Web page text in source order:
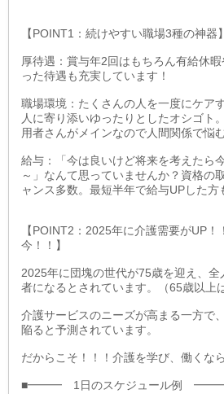
【POINT1：続けやすい職場3種の神器】
厚待遇：賞与年2回はもちろん有給休
った待遇も充実しています！
職場環境：たくさんの人を一度にケア
人に寄り添いゆったりとしたオシゴト
用者さんがメインなので人間関係で悩
給与：「今は良いけど将来を考えたら
～」なんて思っていませんか？資格の
ャンス多数。最短半年で給与UPした方
【POINT2：2025年に介護需要がUP！
今！！】
2025年に団塊の世代が75歳を迎え、
者になるとされています。（65歳以上
介護サービスのニーズが高まる一方で
陥ると予測されています。
だからこそ！！！介護を学び、働くな
■━━━ 1日のスケジュール例